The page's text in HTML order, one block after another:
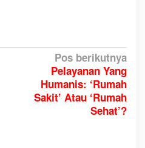
Pos berikutnya
Pelayanan Yang
Humanis: ‘Rumah
Sakit’ Atau ‘Rumah
Sehat’?